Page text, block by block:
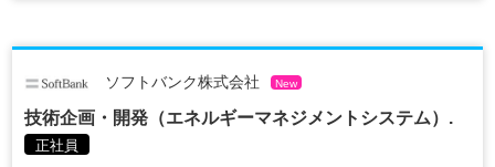
ソフトバンク株式会社 New
技術企画・開発（エネルギーマネジメントシステム）.
正社員